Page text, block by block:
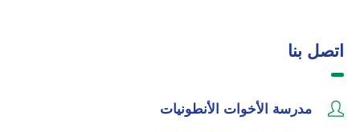
اتصل بنا
مدرسة الأخوات الأنطونيات